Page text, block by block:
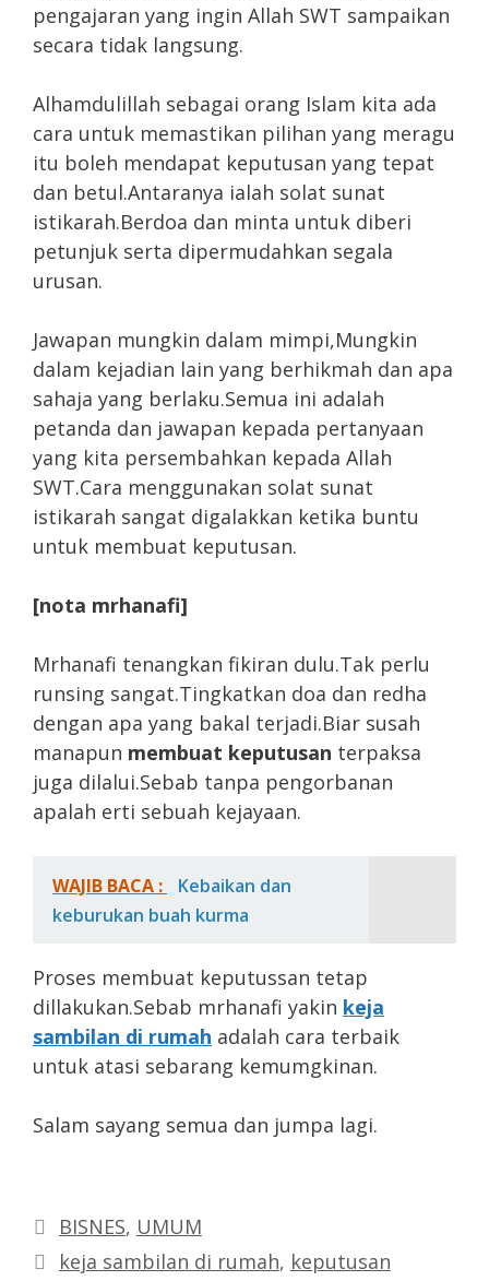
pengajaran yang ingin Allah SWT sampaikan
secara tidak langsung.
Alhamdulillah sebagai orang Islam kita ada
cara untuk memastikan pilihan yang meragu
itu boleh mendapat keputusan yang tepat
dan betul.Antaranya ialah solat sunat
istikarah.Berdoa dan minta untuk diberi
petunjuk serta dipermudahkan segala
urusan.
Jawapan mungkin dalam mimpi,Mungkin
dalam kejadian lain yang berhikmah dan apa
sahaja yang berlaku.Semua ini adalah
petanda dan jawapan kepada pertanyaan
yang kita persembahkan kepada Allah
SWT.Cara menggunakan solat sunat
istikarah sangat digalakkan ketika buntu
untuk membuat keputusan.
[nota mrhanafi]
Mrhanafi tenangkan fikiran dulu.Tak perlu
runsing sangat.Tingkatkan doa dan redha
dengan apa yang bakal terjadi.Biar susah
manapun membuat keputusan terpaksa
juga dilalui.Sebab tanpa pengorbanan
apalah erti sebuah kejayaan.
WAJIB BACA :
Kebaikan dan
keburukan buah kurma
Proses membuat keputussan tetap
dillakukan.Sebab mrhanafi yakin keja
sambilan di rumah adalah cara terbaik
untuk atasi sebarang kemumgkinan.
Salam sayang semua dan jumpa lagi.
Categories
BISNES, UMUM
Tags
keja sambilan di rumah, keputusan